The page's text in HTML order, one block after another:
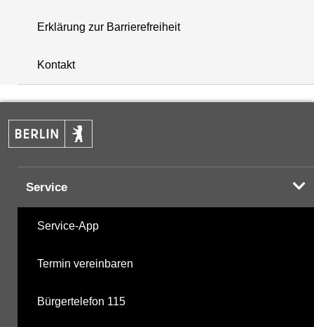
+
−
Erklärung zur Barrierefreiheit
Kontakt
Service
Service-App
Termin vereinbaren
Bürgertelefon 115